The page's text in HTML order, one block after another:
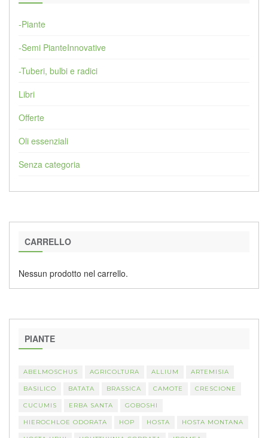
-Piante
-Semi PianteInnovative
-Tuberi, bulbi e radici
Libri
Offerte
Oli essenziali
Senza categoria
CARRELLO
Nessun prodotto nel carrello.
PIANTE
ABELMOSCHUS AGRICOLTURA ALLIUM ARTEMISIA
BASILICO BATATA BRASSICA CAMOTE CRESCIONE
CUCUMIS ERBA SANTA GOBOSHI
HIEROCHLOE ODORATA HOP HOSTA HOSTA MONTANA